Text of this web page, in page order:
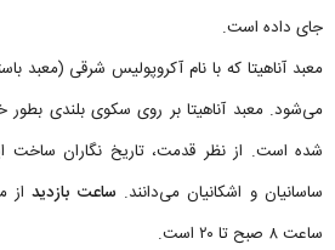
جای داده است.
معبد آناهیتا که با نام آکروپولیس شرقی (معبد
می‌شود. معبد آناهیتا بر روی سکوی بلندی
شده است. از نظر قدمت، تاریخ نگاران ساخت
ساسانیان و اشکانیان می‌دانند. ساعت بازدیداز
ساعت ۸ صبح تا ۲۰ است.